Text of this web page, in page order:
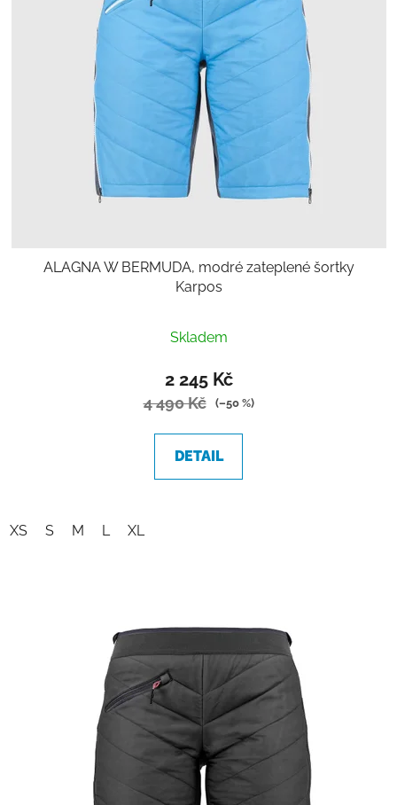
ALAGNA W BERMUDA, modré zateplené šortky
Karpos
Skladem
2 245 Kč
4 490 Kč (–50 %)
DETAIL
XS S M L XL